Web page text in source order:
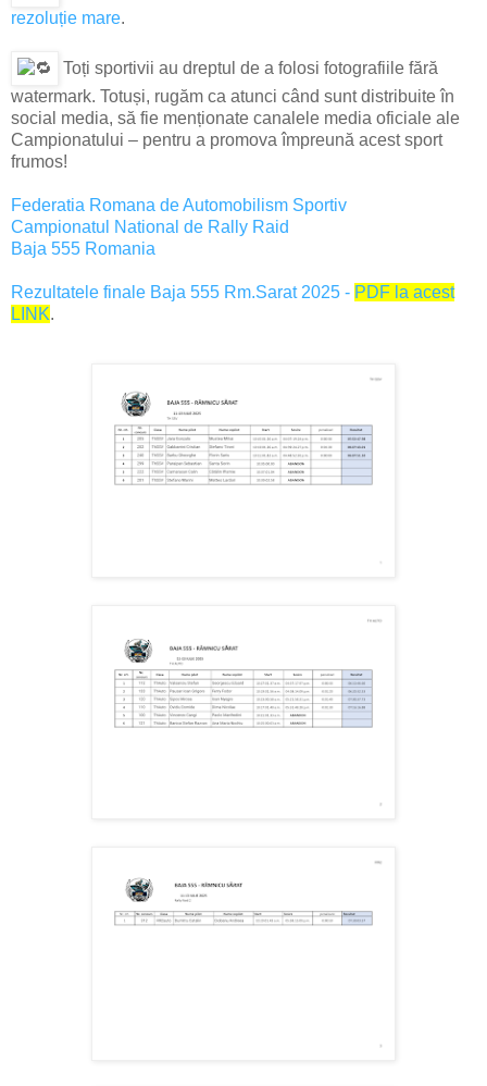
rezoluție mare.
Toți sportivii au dreptul de a folosi fotografiile fără
watermark. Totuși, rugăm ca atunci când sunt distribuite în
social media, să fie menționate canalele media oficiale ale
Campionatului – pentru a promova împreună acest sport
frumos!
Federatia Romana de Automobilism Sportiv
Campionatul National de Rally Raid
Baja 555 Romania
Rezultatele finale Baja 555 Rm.Sarat 2025 - PDF la acest
LINK.